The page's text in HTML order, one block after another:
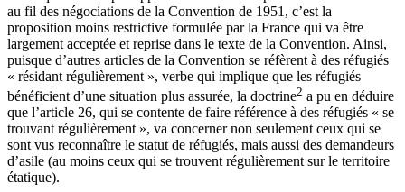
au fil des négociations de la Convention de 1951, c’est la
proposition moins restrictive formulée par la France qui va être
largement acceptée et reprise dans le texte de la Convention. Ainsi,
puisque d’autres articles de la Convention se réfèrent à des réfugiés
« résidant régulièrement », verbe qui implique que les réfugiés
bénéficient d’une situation plus assurée, la doctrine2 a pu en déduire
que l’article 26, qui se contente de faire référence à des réfugiés « se
trouvant régulièrement », va concerner non seulement ceux qui se
sont vus reconnaître le statut de réfugiés, mais aussi des demandeurs
d’asile (au moins ceux qui se trouvent régulièrement sur le territoire
étatique).